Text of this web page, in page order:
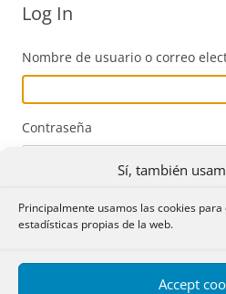
Sí, también
Principalmente usamos las cookies
estadísticas propias de la web.
Accept
Log In
Nombre de usuario o correo
Contraseña